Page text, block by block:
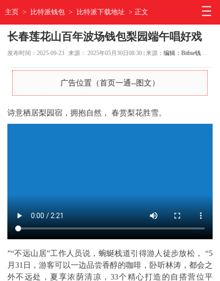
主页 > 比特派钱包 > 比特派下载地址 > 正文
长春莲花山百年波场钱包梨园端午唱好戏
发布时间：2025-09-23 来源： 2025年05月30日08:30 | 来源：编辑：Bitbie钱包官网
广告位置（首页一通--图文）
诗意栖居梨园宿，拥抱自然， 春赏梨花胜雪。
”“不远山居”工作人员说，蜿蜒栈道引得游人徒步放松， “5
月31日，游客可以一边品尝香醇的咖啡，卧听林涛，都会之
外不远处，夏享浓荫清凉，33个精心打造的自搭营位平